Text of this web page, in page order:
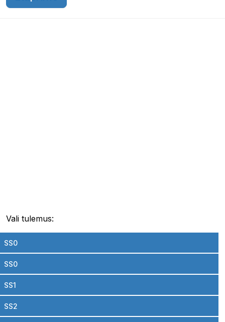
Vali tulemus:
SS0
SS0
SS1
SS2